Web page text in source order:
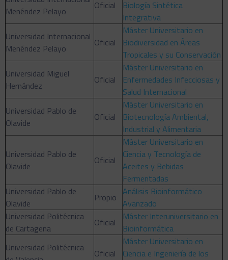
Menéndez Pelayo
Oficial
Biología Sintética
Integrativa
Universidad Internacional
Menéndez Pelayo
Oficial
Máster Universitario en
Biodiversidad en Áreas
Tropicales y su Conservación
Universidad Miguel
Hernández
Oficial
Máster Universitario en
Enfermedades Infecciosas y
Salud Internacional
Universidad Pablo de
Olavide
Oficial
Máster Universitario en
Biotecnología Ambiental,
Industrial y Alimentaria
Universidad Pablo de
Olavide
Oficial
Máster Universitario en
Ciencia y Tecnología de
Aceites y Bebidas
Fermentadas
Universidad Pablo de
Olavide
Propio Análisis Bioinformático
Avanzado
Universidad Politécnica
de Cartagena
Oficial
Máster Interuniversitario en
Bioinformática
Universidad Politécnica
Oficial
Máster Universitario en
Ciencia e Ingeniería de los